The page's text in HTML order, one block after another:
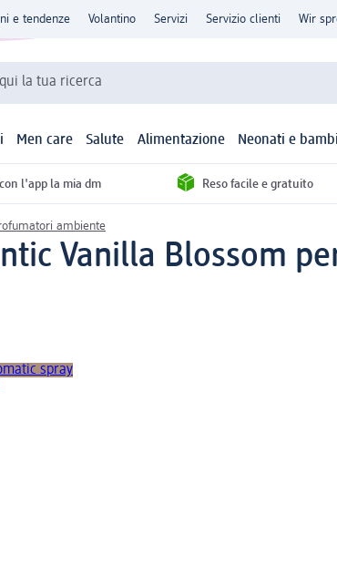
e tendenze Volantino Servizi Servizio clienti Wir
la tua ricerca
Men care Salute Alimentazione Neonati e
l'app la mia dm Reso facile e gratuito
ambiente
Vanilla Blossom
spray